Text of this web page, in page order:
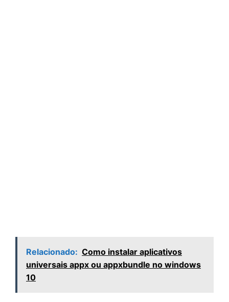
Relacionado: Como instalar aplicativos
universais appx ou appxbundle no windows
10